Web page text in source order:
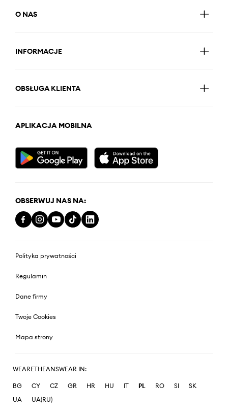
O NAS
INFORMACJE
OBSŁUGA KLIENTA
APLIKACJA MOBILNA
OBSERWUJ NAS NA:
Polityka prywatności
Regulamin
Dane firmy
Twoje Cookies
Mapa strony
WEARETHEANSWEAR IN:
BG CY CZ GR HR HU IT PL RO SI
SK
UA
UA(RU)